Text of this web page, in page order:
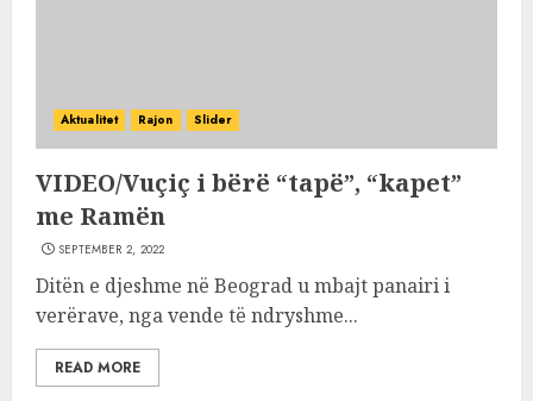
Aktualitet Rajon Slider
VIDEO/Vuçiç i bërë “tapë”, “kapet”
me Ramën
SEPTEMBER 2, 2022
Ditën e djeshme në Beograd u mbajt panairi i
verërave, nga vende të ndryshme...
READ MORE